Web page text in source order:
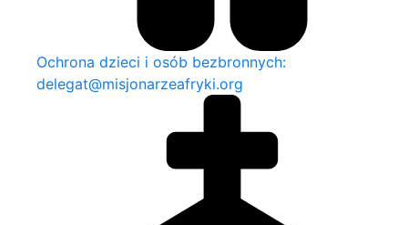
Ochrona dzieci i osób bezbronnych:
delegat@misjonarzeafryki.org